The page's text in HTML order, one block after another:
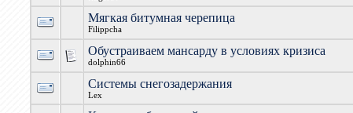
Мягкая битумная черепица
Filippcha
Обустраиваем мансарду в условиях кризиса
dolphin66
Системы снегозадержания
Lex